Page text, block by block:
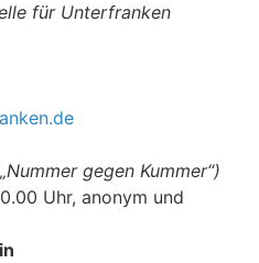
für Unterfranken
Nummer gegen Kummer“)
Uhr, anonym und